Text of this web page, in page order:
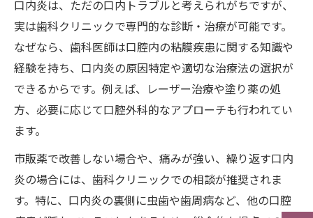
口内炎は、ただの口内トラブルと考えられがちですが、
実は歯科クリニックで専門的な診断・治療が可能です。
なぜなら、歯科医師は口腔内の粘膜疾患に関する知識や
経験を持ち、口内炎の原因特定や適切な治療法の選択が
できるからです。例えば、レーザー治療や塗り薬の処
方、必要に応じて口腔外科的なアプローチも行われてい
ます。
市販薬で改善しない場合や、痛みが強い、繰り返す口内
炎の場合には、歯科クリニックでの相談が推奨されま
す。特に、口内炎の裏側に虫歯や歯周病など、他の口腔